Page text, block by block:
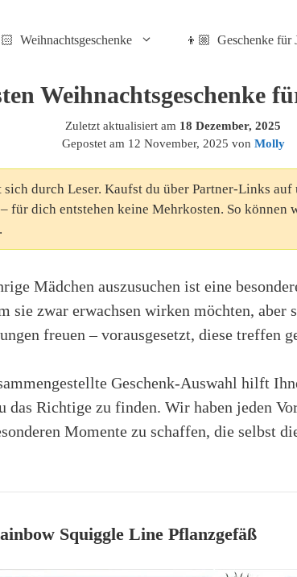
Weihnachtsgeschenke 👦🏼 Geschenke für
Weihnachtsgeschenke
Zuletzt aktualisiert am 18 Dezember, 2025
Gepostet am 12 November, 2025 von Molly
durch Leser. Kaufst du über Partner-Links auf
für dich entstehen keine Mehrkosten. So können
Mädchen auszusuchen ist eine
sie zwar erwachsen wirken möchten, aber
freuen – vorausgesetzt, diese treffen
Geschenk-Auswahl hilft
das Richtige zu finden. Wir haben jeden
Momente zu schaffen, die selbst
Squiggle Line Pflanzgefäß